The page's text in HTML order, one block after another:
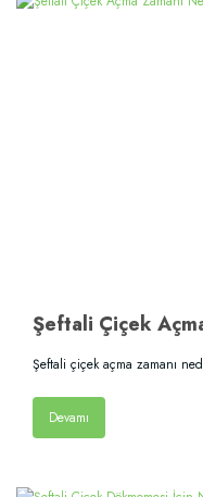
Şeftali Çiçek
Şeftali çiçek açma zamanı
Devamı